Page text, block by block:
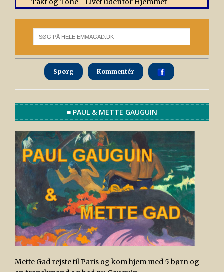
Spørg Kommentér
■ PAUL & METTE GAUGUIN
Mette Gad rejste til Paris og kom hjem med 5 børn og